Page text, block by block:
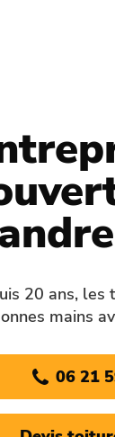
20 ans, les
mains
06 21